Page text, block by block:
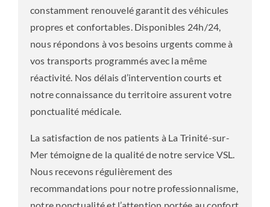
constamment renouvelé garantit des véhicules
propres et confortables. Disponibles 24h/24,
nous répondons à vos besoins urgents comme à
vos transports programmés avec la même
réactivité. Nos délais d’intervention courts et
notre connaissance du territoire assurent votre
ponctualité médicale.
La satisfaction de nos patients à La Trinité-sur-
Mer témoigne de la qualité de notre service VSL.
Nous recevons régulièrement des
recommandations pour notre professionnalisme,